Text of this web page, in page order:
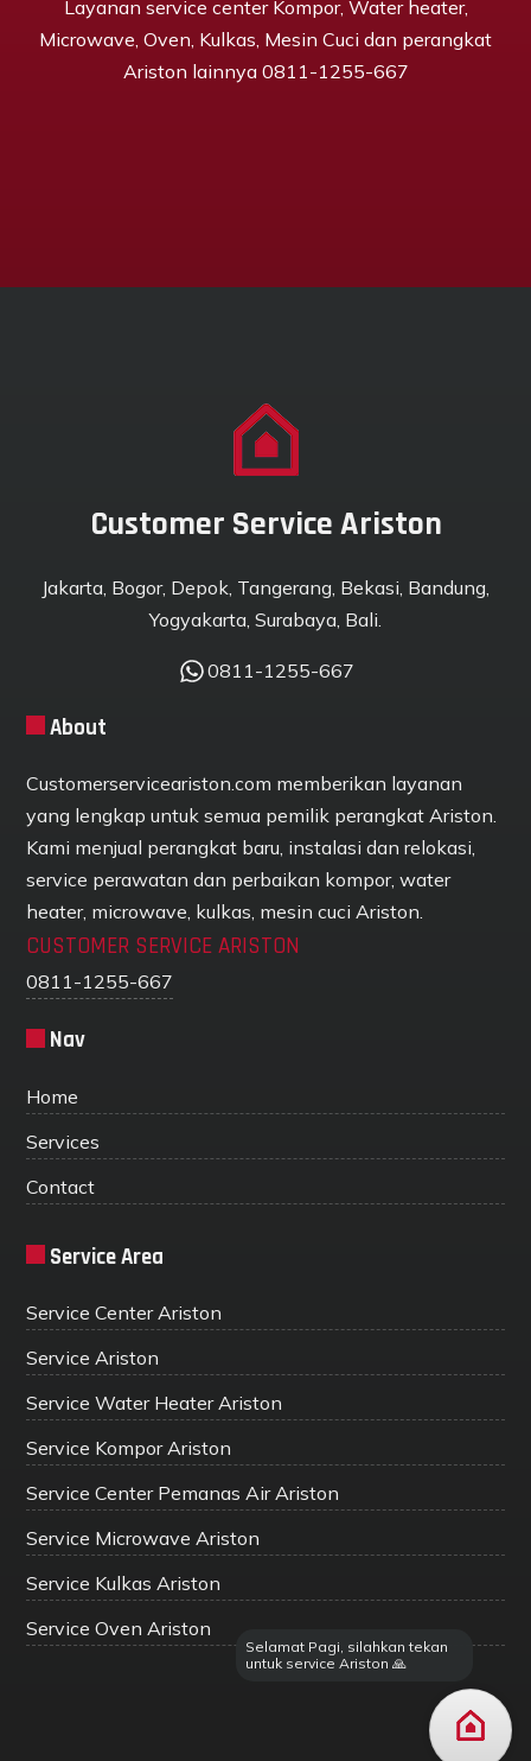
Layanan service center Kompor, Water heater,
Microwave, Oven, Kulkas, Mesin Cuci dan perangkat
Ariston lainnya 0811-1255-667
Customer Service Ariston
Jakarta, Bogor, Depok, Tangerang, Bekasi, Bandung,
Yogyakarta, Surabaya, Bali.
0811-1255-667
About
Customerserviceariston.com memberikan layanan
yang lengkap untuk semua pemilik perangkat Ariston.
Kami menjual perangkat baru, instalasi dan relokasi,
service perawatan dan perbaikan kompor, water
heater, microwave, kulkas, mesin cuci Ariston.
CUSTOMER SERVICE ARISTON
0811-1255-667
Nav
Home
Services
Contact
Service Area
Service Center Ariston
Service Ariston
Service Water Heater Ariston
Service Kompor Ariston
Service Center Pemanas Air Ariston
Service Microwave Ariston
Service Kulkas Ariston
Service Oven Ariston
Selamat Pagi, silahkan tekan
untuk service Ariston 🙏